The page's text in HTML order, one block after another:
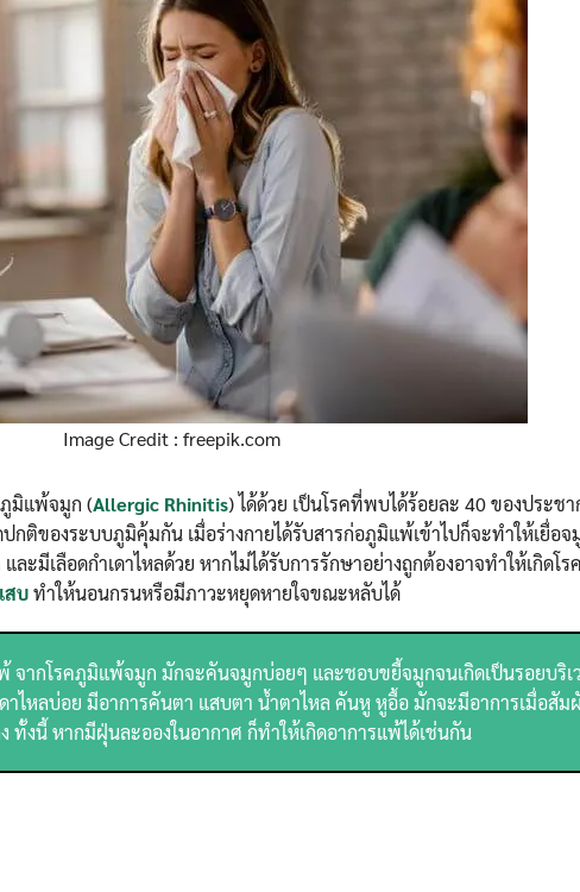
Search
for:
Search
Image Credit : freepik.com
ภูมิแพ้จมูก (Allergic Rhinitis) ได้ด้วย เป็นโรคที่พบได้ร้อยละ 40 ของประช
กติของระบบภูมิคุ้มกัน เมื่อร่างกายได้รับสารก่อภูมิแพ้เข้าไปก็จะทำให้เยื่อจ
ะมีเลือดกำเดาไหลด้วย หากไม่ได้รับการรักษาอย่างถูกต้องอาจทำให้เกิดโ
สบทำให้นอนกรนหรือมีภาวะหยุดหายใจขณะหลับได้
จากโรคภูมิแพ้จมูก มักจะคันจมูกบ่อยๆ และชอบขยี้จมูกจนเกิดเป็นรอยบริ
าไหลบ่อย มีอาการคันตา แสบตา น้ำตาไหล คันหู หูอื้อ มักจะมีอาการเมื่อสัม
ทั้งนี้ หากมีฝุ่นละอองในอากาศ ก็ทำให้เกิดอาการแพ้ได้เช่นกัน